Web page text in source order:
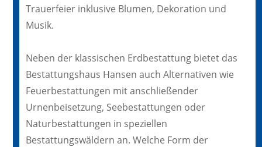
Trauerfeier inklusive Blumen, Dekoration und
Musik.
Neben der klassischen Erdbestattung bietet das
Bestattungshaus Hansen auch Alternativen wie
Feuerbestattungen mit anschließender
Urnenbeisetzung, Seebestattungen oder
Naturbestattungen in speziellen
Bestattungswäldern an. Welche Form der